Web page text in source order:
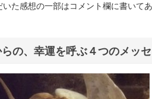
た感想の一部はコメント欄に書いてあ
の、幸運を呼ぶ４つのメッ